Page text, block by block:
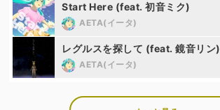
Start Here (feat. 初音ミク)
AETA(イータ)
レグルスを探して (feat. 鏡音リン)
AETA(イータ)